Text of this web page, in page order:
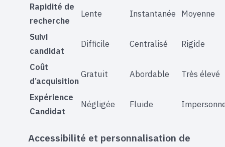
Rapidité de
recherche
Lente Instantanée Moyenne
Suivi
candidat
Difficile Centralisé Rigide
Coût
d’acquisition
Gratuit Abordable Très élevé
Expérience
Candidat
Négligée Fluide
Accessibilité et personnalisation de